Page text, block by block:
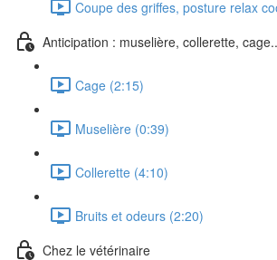
Coupe des griffes, posture relax
Anticipation : muselière, collerette,
Cage (2:15)
Muselière (0:39)
Collerette (4:10)
Bruits et odeurs (2:20)
Chez le vétérinaire